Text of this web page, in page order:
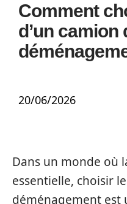
Comment
d’un camion
20/06/2026
Dans un monde où
essentielle, choisir
déménagement est